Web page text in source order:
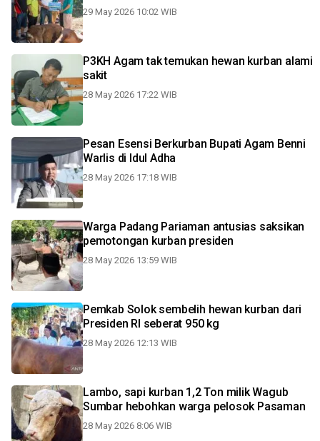
29 May 2026 10:02 WIB
P3KH Agam tak temukan hewan kurban alami
sakit
28 May 2026 17:22 WIB
Pesan Esensi Berkurban Bupati Agam Benni
Warlis di Idul Adha
28 May 2026 17:18 WIB
Warga Padang Pariaman antusias saksikan
pemotongan kurban presiden
28 May 2026 13:59 WIB
Pemkab Solok sembelih hewan kurban dari
Presiden RI seberat 950 kg
28 May 2026 12:13 WIB
Lambo, sapi kurban 1,2 Ton milik Wagub
Sumbar hebohkan warga pelosok Pasaman
28 May 2026 8:06 WIB